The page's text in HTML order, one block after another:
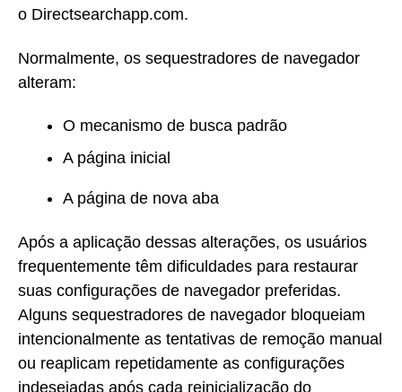
o Directsearchapp.com.
Normalmente, os sequestradores de navegador
alteram:
O mecanismo de busca padrão
A página inicial
A página de nova aba
Após a aplicação dessas alterações, os usuários
frequentemente têm dificuldades para restaurar
suas configurações de navegador preferidas.
Alguns sequestradores de navegador bloqueiam
intencionalmente as tentativas de remoção manual
ou reaplicam repetidamente as configurações
indesejadas após cada reinicialização do